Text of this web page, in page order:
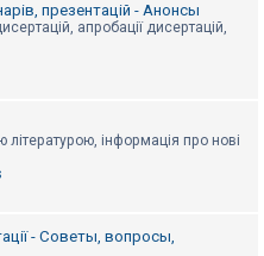
презентацій - Анонсы
апробації дисертацій,
літературою, інформація про нові
- Советы, вопросы,